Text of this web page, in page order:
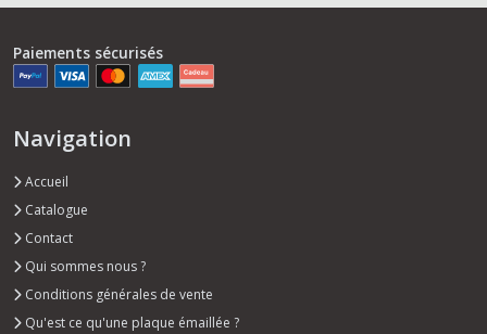
Paiements sécurisés
Navigation
Accueil
Catalogue
Contact
Qui sommes nous ?
Conditions générales de vente
Qu'est ce qu'une plaque émaillée ?